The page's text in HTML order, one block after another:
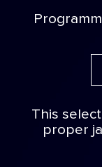
This
proper